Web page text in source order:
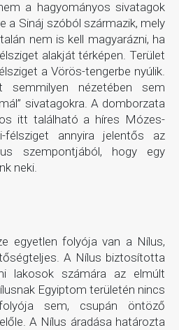
a hagyományos sivatagok
a Sináj szóból származik, mely
nem is kell magyarázni, ha
alakját térképen. Terület
a Vörös-tengerbe nyúlik.
semmilyen nézetében sem
sivatagokra. A domborzata
itt található a híres Mózes-
annyira jelentős az
szempontjából, hogy egy
neki.
egyetlen folyója van a Nílus,
A Nílus biztosította
lakosok számára az elmúlt
Egyiptom területén nincs
sem, csupán öntöző
A Nílus áradása határozta